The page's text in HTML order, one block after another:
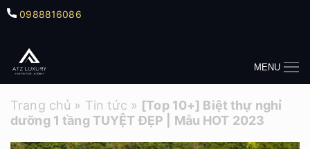
0988816086
MENU
Trang chủ » Tin tức » [Top 10+] Biệt thự nghỉ
dưỡng 1 tầng TUYỆT ĐẸP | Mẫu HOT 2023